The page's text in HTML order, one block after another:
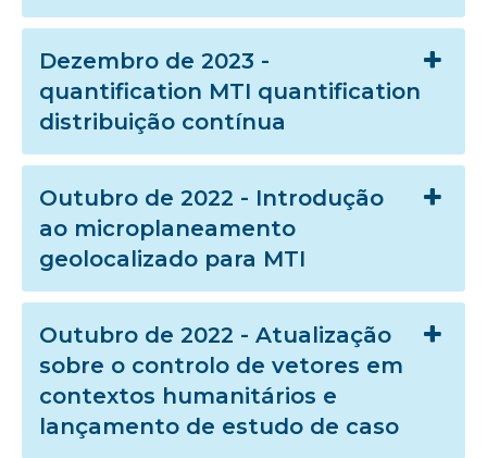
Dezembro de 2023 -
quantification MTI quantification
distribuição contínua
Outubro de 2022 - Introdução
ao microplaneamento
geolocalizado para MTI
Outubro de 2022 - Atualização
sobre o controlo de vetores em
contextos humanitários e
lançamento de estudo de caso